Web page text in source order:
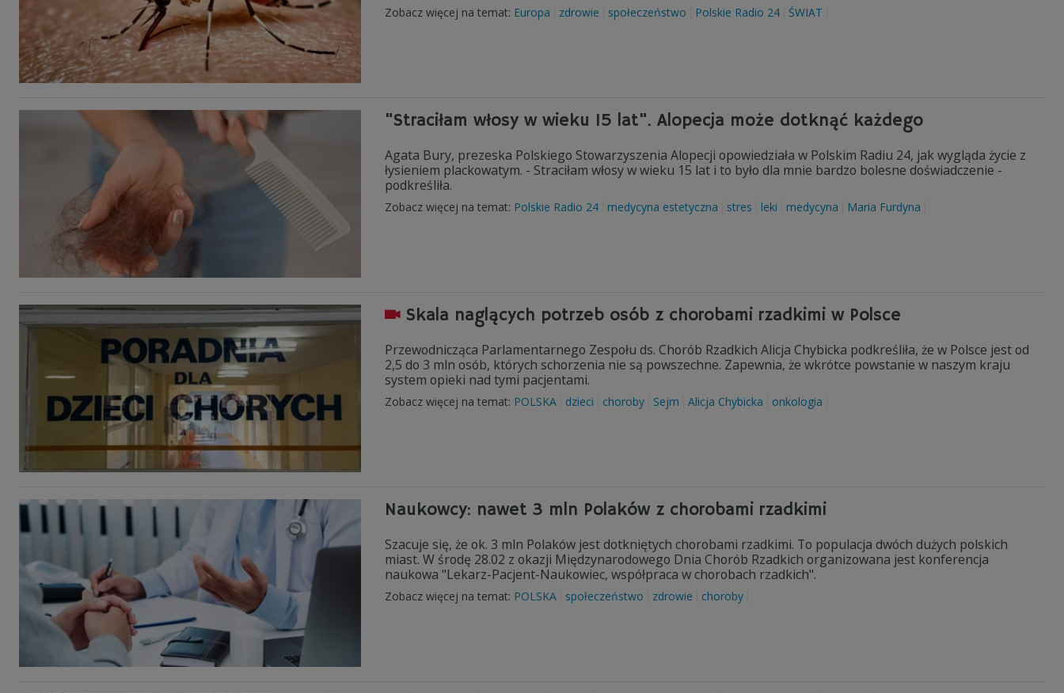
Zobacz więcej na temat: Europa zdrowie społeczeństwo Polskie Radio 24 ŚWIAT
"Straciłam włosy w wieku 15 lat". Alopecja może dotknąć każdego
Agata Bury, prezeska Polskiego Stowarzyszenia Alopecji opowiedziała w Polskim Radiu 24, jak wygląda życie z
łysieniem plackowatym. - Straciłam włosy w wieku 15 lat i to było dla mnie bardzo bolesne doświadczenie -
podkreśliła.
Zobacz więcej na temat: Polskie Radio 24 medycyna estetyczna stres leki medycyna Maria Furdyna
Skala naglących potrzeb osób z chorobami rzadkimi w Polsce
Przewodnicząca Parlamentarnego Zespołu ds. Chorób Rzadkich Alicja Chybicka podkreśliła, że w Polsce jest od
2,5 do 3 mln osób, których schorzenia nie są powszechne. Zapewnia, że wkrótce powstanie w naszym kraju
system opieki nad tymi pacjentami.
Zobacz więcej na temat: POLSKA dzieci choroby Sejm Alicja Chybicka onkologia
Naukowcy: nawet 3 mln Polaków z chorobami rzadkimi
Szacuje się, że ok. 3 mln Polaków jest dotkniętych chorobami rzadkimi. To populacja dwóch dużych polskich
miast. W środę 28.02 z okazji Międzynarodowego Dnia Chorób Rzadkich organizowana jest konferencja
naukowa "Lekarz-Pacjent-Naukowiec, współpraca w chorobach rzadkich".
Zobacz więcej na temat: POLSKA społeczeństwo zdrowie choroby